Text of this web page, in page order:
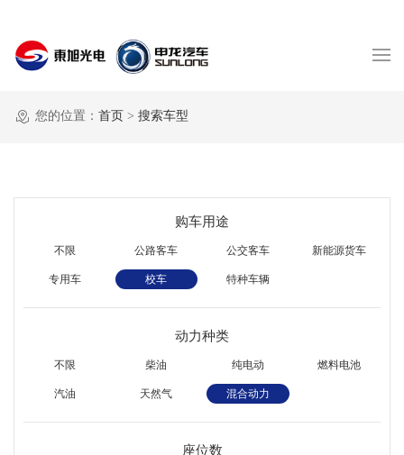
您的位置： 首页 > 搜索车型
购车用途
不限 公路客车 公交客车 新能源货车
专用车 校车 特种车辆
动力种类
不限 柴油 纯电动 燃料电池
汽油 天然气 混合动力
座位数